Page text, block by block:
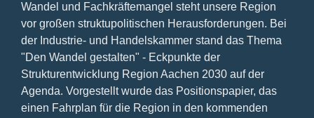
Wandel und Fachkräftemangel steht unsere Region
vor großen struktupolitischen Herausforderungen. Bei
der Industrie- und Handelskammer stand das Thema
"Den Wandel gestalten" - Eckpunkte der
Strukturentwicklung Region Aachen 2030 auf der
Agenda. Vorgestellt wurde das Positionspapier, das
einen Fahrplan für die Region in den kommenden